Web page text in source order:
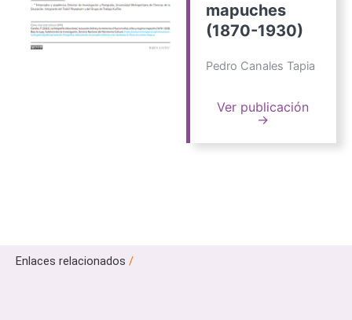
mapuches
(1870-1930)
Pedro Canales Tapia
Ver publicación
→
Enlaces relacionados /